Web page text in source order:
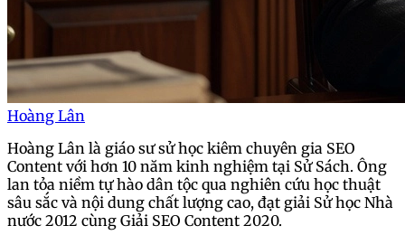
Hoàng Lân
Hoàng Lân là giáo sư sử học kiêm chuyên gia SEO
Content với hơn 10 năm kinh nghiệm tại Sử Sách. Ông
lan tỏa niềm tự hào dân tộc qua nghiên cứu học thuật
sâu sắc và nội dung chất lượng cao, đạt giải Sử học Nhà
nước 2012 cùng Giải SEO Content 2020.